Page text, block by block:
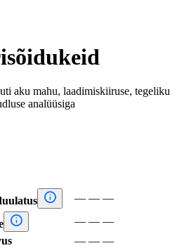
aku mahu, laadimiskiiruse, tegeliku
analüüsiga
 — — —
 — — —
— — —